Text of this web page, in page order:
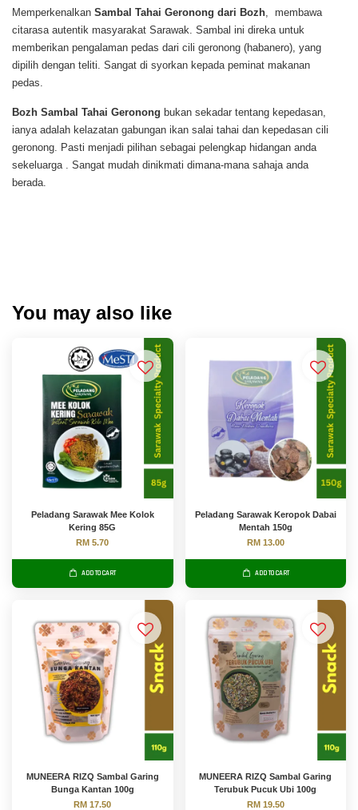
Memperkenalkan Sambal Tahai Geronong dari Bozh, membawa
citarasa autentik masyarakat Sarawak. Sambal ini direka untuk
memberikan pengalaman pedas dari cili geronong (habanero), yang
dipilih dengan teliti. Sangat di syorkan kepada peminat makanan
pedas.
Bozh Sambal Tahai Geronong bukan sekadar tentang kepedasan,
ianya adalah kelazatan gabungan ikan salai tahai dan kepedasan cili
geronong. Pasti menjadi pilihan sebagai pelengkap hidangan anda
sekeluarga . Sangat mudah dinikmati dimana-mana sahaja anda
berada.
You may also like
Peladang Sarawak Mee Kolok
Kering 85G
RM 5.70
ADD TO CART
Peladang Sarawak Keropok Dabai
Mentah 150g
RM 13.00
ADD TO CART
MUNEERA RIZQ Sambal Garing
Bunga Kantan 100g
RM 17.50
MUNEERA RIZQ Sambal Garing
Terubuk Pucuk Ubi 100g
RM 19.50